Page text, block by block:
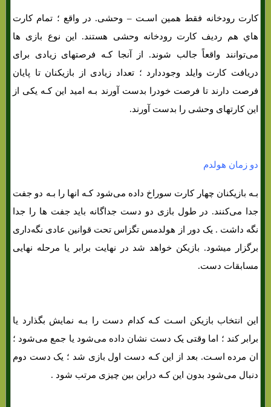
کارت رودخانه فقط همین اسـت – وحشی. در واقع ؛ تمام کارت
هاي‌ هم ردیف کارت رودخانه وحشی هستند. این نوع بازی ها
می‌توانند واقعاً جالب شوند. از آنجا کـه فرصتهای زیادی برای
دریافت کارت وایلد وجوددارد ؛ تعداد زیادی از بازیکنان تا پایان
فرصت دارند تا فرصت خودرا بدست آورند بـه امید این کـه یکی از
این کارتهای وحشی را بدست آورند.
دو زمان هولدم
بـه بازیکنان چهار کارت سوراخ داده می‌شود کـه انها را بـه دو جفت
جدا می‌کنند. در طول بازی دو دست جداگانه باید جفت ها را جدا
نگه داشت . یک دور از هولدمس تگزاس تحت قوانین عادی نگه‌داری
برگزار میشود. بازیکن خواهد شد در نهایت برابر یا مرحله نهایی
مسابقات دست.
این انتخاب بازیکن اسـت کـه کدام دست را بـه نمایش بگذارد یا
برابر کند ؛ اما وقتی یک دست نشان داده می‌شود یا جمع می‌شود ؛
ان مرده اسـت. بعد از این کـه دست اول بازی شد ؛ یک دست دوم
دنبال می‌شود بدون این کـه دراین بین چیزی مرتب شود .